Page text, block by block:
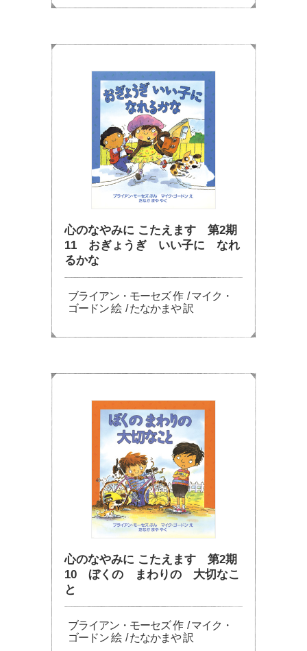
心のなやみに こたえます 第2期
11 おぎょうぎ いい子に なれ
るかな
ブライアン・モーセズ 作 / マイク・
ゴードン 絵 / たなかまや 訳
心のなやみに こたえます 第2期
10 ぼくの まわりの 大切なこ
と
ブライアン・モーセズ 作 / マイク・
ゴードン 絵 / たなかまや 訳